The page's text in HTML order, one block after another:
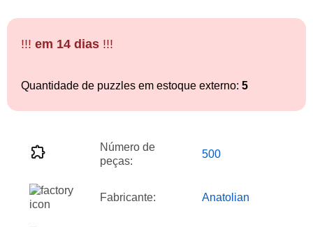
!!! em 14 dias !!!
Quantidade de puzzles em estoque externo: 5
Número de
peças:
500
Fabricante: Anatolian